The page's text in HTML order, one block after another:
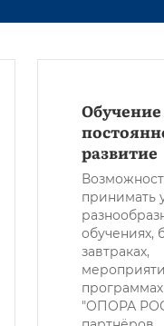
развитие
принимать
обучениях,
завтраках,
"ОПОРА